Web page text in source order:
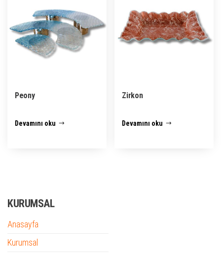
Peony
Devamını oku
Zirkon
Devamını oku
KURUMSAL
Anasayfa
Kurumsal